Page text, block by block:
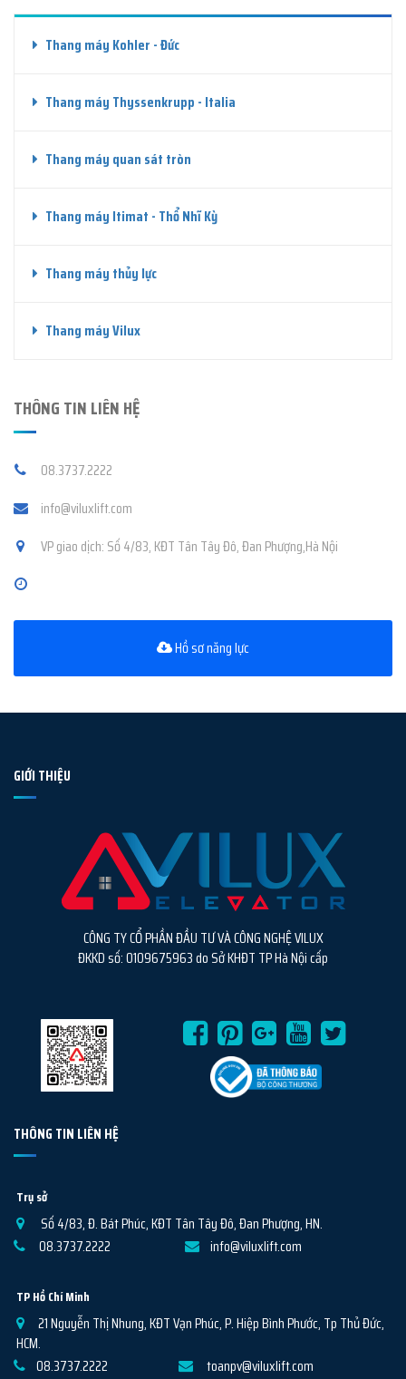
Thang máy Kohler - Đức
Thang máy Thyssenkrupp - Italia
Thang máy quan sát tròn
Thang máy Itimat - Thổ Nhĩ Kỳ
Thang máy thủy lực
Thang máy Vilux
THÔNG TIN LIÊN HỆ
08.3737.2222
info@viluxlift.com
VP giao dịch: Số 4/83, KĐT Tân Tây Đô, Đan Phượng,Hà Nội
Hồ sơ năng lực
GIỚI THIỆU
CÔNG TY CỔ PHẦN ĐẦU TƯ VÀ CÔNG NGHỆ VILUX
ĐKKD số: 0109675963 do Sở KHĐT TP Hà Nội cấp
THÔNG TIN LIÊN HỆ
Trụ sở
Số 4/83, Đ. Bát Phúc, KĐT Tân Tây Đô, Đan Phượng, HN.
08.3737.2222
info@viluxlift.com
TP Hồ Chí Minh
21 Nguyễn Thị Nhung, KĐT Vạn Phúc, P. Hiệp Bình Phước, Tp Thủ Đức,
HCM.
08.3737.2222
toanpv@viluxlift.com